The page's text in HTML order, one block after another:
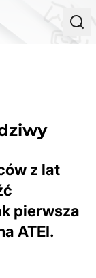
z lat
pierwsza
ATEI.